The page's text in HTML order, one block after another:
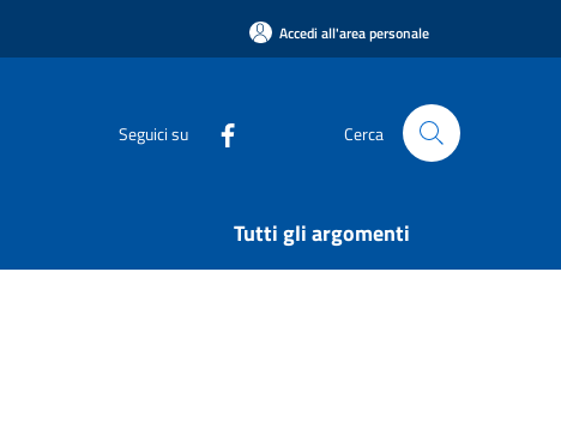
Accedi all'area personale
Seguici su Cerca
Tutti gli argomenti